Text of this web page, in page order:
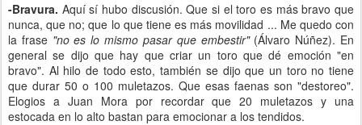
-Bravura. Aquí sí hubo discusión. Que si el toro es más bravo que
nunca, que no; que lo que tiene es más movilidad ... Me quedo con
la frase "no es lo mismo pasar que embestir"(Álvaro Núñez). En
general se dijo que hay que criar un toro que dé emoción "en
bravo". Al hilo de todo esto, también se dijo que un toro no tiene
que durar 50 o 100 muletazos. Que esas faenas son "destoreo".
Elogios a Juan Mora por recordar que 20 muletazos y una
estocada en lo alto bastan para emocionar a los tendidos.